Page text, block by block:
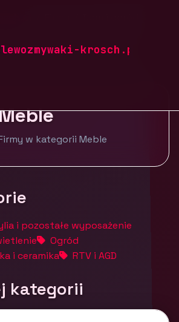
krosch.pl
w kategorii Meble
i pozostałe wyposażenie
Ogród
i ceramika
RTV i AGD
kategorii